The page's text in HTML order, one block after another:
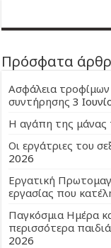
Πρόσφατα
Ασφάλεια
συντήρησης 3
Η αγάπη της μάνας
Οι εργάτριες του
2026
Εργατική
εργασίας που
Παγκόσμια Ημέρα
περισσότερα
2026